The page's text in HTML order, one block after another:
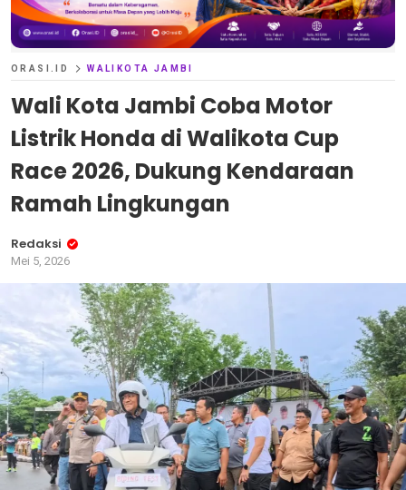
ORASI.ID WALIKOTA JAMBI
Wali Kota Jambi Coba Motor
Listrik Honda di Walikota Cup
Race 2026, Dukung Kendaraan
Ramah Lingkungan
Redaksi
Mei 5, 2026